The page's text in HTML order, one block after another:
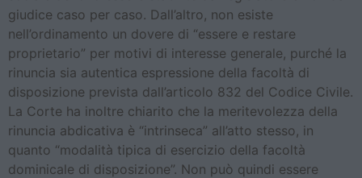
giudice caso per caso. Dall’altro, non esiste
nell’ordinamento un dovere di “essere e restare
proprietario” per motivi di interesse generale, purché la
rinuncia sia autentica espressione della facoltà di
disposizione prevista dall’articolo 832 del Codice Civile.
La Corte ha inoltre chiarito che la meritevolezza della
rinuncia abdicativa è “intrinseca” all’atto stesso, in
quanto “modalità tipica di esercizio della facoltà
dominicale di disposizione”. Non può quindi essere